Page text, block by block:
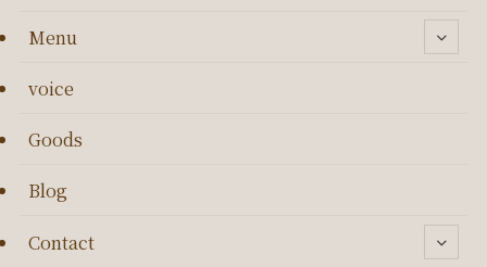
Menu
voice
Goods
Blog
Contact